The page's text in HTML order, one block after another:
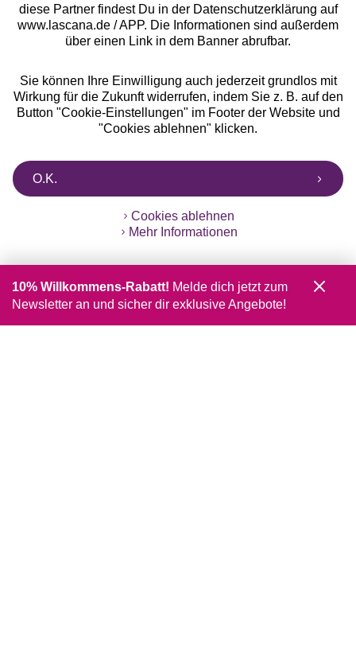
diese Partner findest Du in der Datenschutzerklärung auf
www.lascana.de / APP. Die Informationen sind außerdem
über einen Link in dem Banner abrufbar.
Sie können Ihre Einwilligung auch jederzeit grundlos mit
Wirkung für die Zukunft widerrufen, indem Sie z. B. auf den
Button "Cookie-Einstellungen" im Footer der Website und
"Cookies ablehnen" klicken.
O.K.
Cookies ablehnen
Mehr Informationen
10% Willkommens-Rabatt! Melde dich jetzt zum
Newsletter an und sicher dir exklusive Angebote!